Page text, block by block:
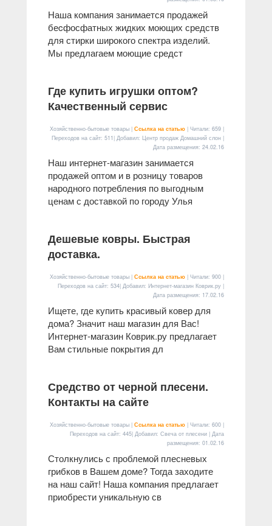
Наша компания занимается продажей
беcфосфатных жидких моющих средств
для стирки широкого спектра изделий.
Мы предлагаем моющие средст
Где купить игрушки оптом?
Качественный сервис
Хозяйственно-бытовые товары | Ссылка на статью | Читали: 659 |
Переходов на сайт: 511| Добавил: Центр продаж Домашний слон |
Дата размещения: 24.02.16
Наш интернет-магазин занимается
продажей оптом и в розницу товаров
народного потребления по выгодным
ценам с доставкой по городу Улья
Дешевые ковры. Быстрая
доставка.
Хозяйственно-бытовые товары | Ссылка на статью | Читали: 900 |
Переходов на сайт: 534| Добавил: Интернет-магазин Коврик.ру |
Дата размещения: 17.02.16
Ищете, где купить красивый ковер для
дома? Значит наш магазин для Вас!
Интернет-магазин Коврик.ру предлагает
Вам стильные покрытия дл
Средство от черной плесени.
Контакты на сайте
Хозяйственно-бытовые товары | Ссылка на статью | Читали: 600 |
Переходов на сайт: 445| Добавил: Свеча от плесени | Дата
размещения: 01.02.16
Столкнулись с проблемой плесневых
грибков в Вашем доме? Тогда заходите
на наш сайт! Наша компания предлагает
приобрести уникальную св